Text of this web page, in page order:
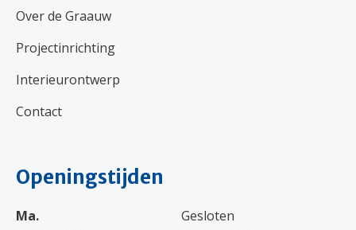
Over de Graauw
Projectinrichting
Interieurontwerp
Contact
Openingstijden
Ma.
Gesloten